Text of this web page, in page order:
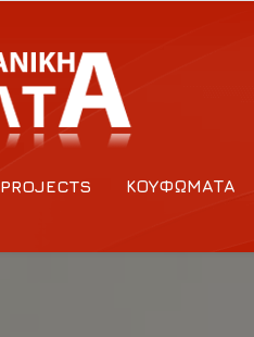
PROJECTS ΚΟΥΦΏΜΑΤΑ